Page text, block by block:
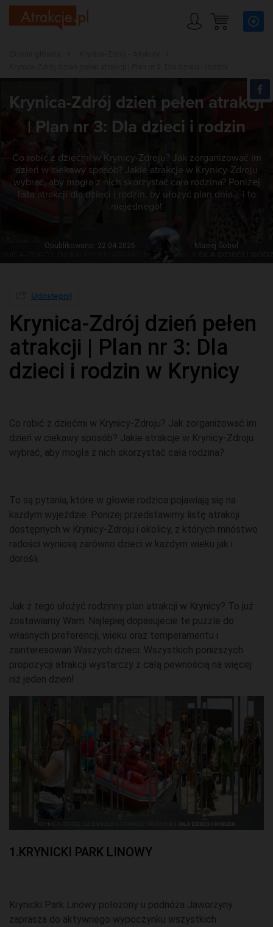
Krynica-Zdrój dzień pełen atrakcji
| Plan nr 3: Dla dzieci i rodzin
Co robić z dziećmi w Krynicy-Zdroju? Jak zorganizować im
dzień w ciekawy sposób? Jakie atrakcje w Krynicy-Zdroju
wybrać, aby mogła z nich skorzystać cała rodzina? Poniżej
lista atrakcji dla dzieci i rodzin, by ułożyć plan dnia... i to
niejednego!
Opublikowano: 22 04 2026 Maciej Sobol
Udostępnij
Krynica-Zdrój dzień pełen
atrakcji | Plan nr 3: Dla
dzieci i rodzin w Krynicy
Co robić z dziećmi w Krynicy-Zdroju? Jak zorganizować im
dzień w ciekawy sposób? Jakie atrakcje w Krynicy-Zdroju
wybrać, aby mogła z nich skorzystać cała rodzina?
To są pytania, które w głowie rodzica pojawiają się na
każdym wyjeździe. Poniżej przedstawimy listę atrakcji
dostępnych w Krynicy-Zdroju i okolicy, z których mnóstwo
radości wyniosą zarówno dzieci w każdym wieku jak i
dorośli.
Jak z tego ułożyć rodzinny plan atrakcji w Krynicy? To już
zostawiamy Wam. Najlepiej dopasujecie te puzzle do
własnych preferencji, wieku oraz temperamentu i
zainteresowań Waszych dzieci. Wszystkich poniższych
propozycji atrakcji wystarczy z całą pewnością na więcej
niż jeden dzień!
1.KRYNICKI PARK LINOWY
Krynicki Park Linowy położony u podnóża Jaworzyny
zaprasza do aktywnego wypoczynku wszystkich